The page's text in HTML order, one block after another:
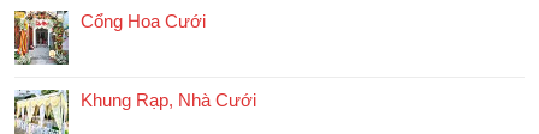
Cổng Hoa Cưới
Khung Rạp, Nhà Cưới